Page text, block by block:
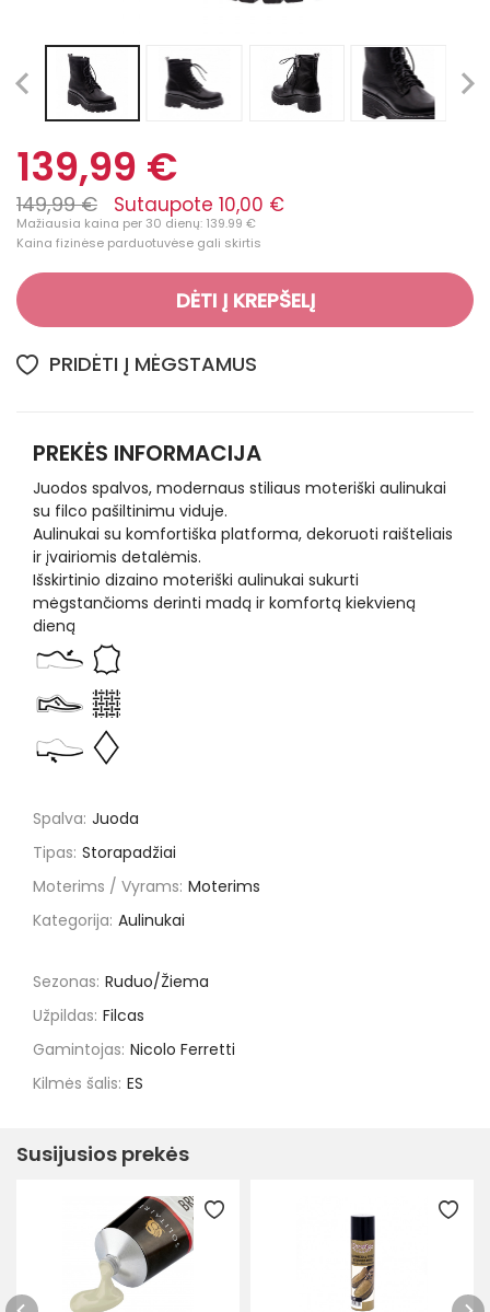
139,99 €
149,99 € Sutaupote 10,00 €
Mažiausia kaina per 30 dienų: 139.99 €
Kaina fizinėse parduotuvėse gali skirtis
DĖTI Į KREPŠELĮ
PRIDĖTI Į MĖGSTAMUS
PREKĖS INFORMACIJA
Juodos spalvos, modernaus stiliaus moteriški aulinukai
su filco pašiltinimu viduje.
Aulinukai su komfortiška platforma, dekoruoti raišteliais
ir įvairiomis detalėmis.
Išskirtinio dizaino moteriški aulinukai sukurti
mėgstančioms derinti madą ir komfortą kiekvieną
dieną
Spalva: Juoda
Tipas: Storapadžiai
Moterims / Vyrams: Moterims
Kategorija: Aulinukai
Sezonas: Ruduo/Žiema
Užpildas: Filcas
Gamintojas: Nicolo Ferretti
Kilmės šalis: ES
Susijusios prekės